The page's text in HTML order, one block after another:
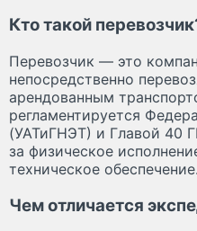
Кто такой
Перевозчик — это
непосредственно
арендованным
регламентируется
(УАТиГНЭТ) и Главой 40
за физическое
техническое обеспечение.
Чем отличается